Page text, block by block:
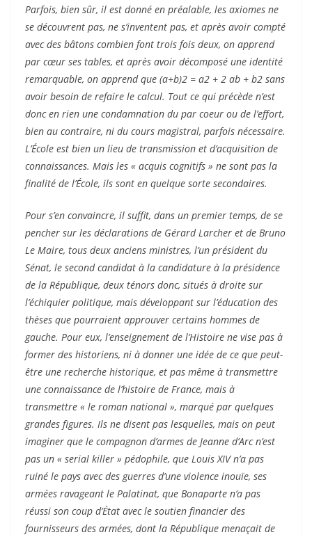
Parfois, bien sûr, il est donné en préalable, les axiomes ne
se découvrent pas, ne s’inventent pas, et après avoir compté
avec des bâtons combien font trois fois deux, on apprend
par cœur ses tables, et après avoir décomposé une identité
remarquable, on apprend que (a+b)2 = a2 + 2 ab + b2 sans
avoir besoin de refaire le calcul. Tout ce qui précède n’est
donc en rien une condamnation du par coeur ou de l’effort,
bien au contraire, ni du cours magistral, parfois nécessaire.
L’École est bien un lieu de transmission et d’acquisition de
connaissances. Mais les « acquis cognitifs » ne sont pas la
finalité de l’École, ils sont en quelque sorte secondaires.
Pour s’en convaincre, il suffit, dans un premier temps, de se
pencher sur les déclarations de Gérard Larcher et de Bruno
Le Maire, tous deux anciens ministres, l’un président du
Sénat, le second candidat à la candidature à la présidence
de la République, deux ténors donc, situés à droite sur
l’échiquier politique, mais développant sur l’éducation des
thèses que pourraient approuver certains hommes de
gauche. Pour eux, l’enseignement de l’Histoire ne vise pas à
former des historiens, ni à donner une idée de ce que peut-
être une recherche historique, et pas même à transmettre
une connaissance de l’histoire de France, mais à
transmettre « le roman national », marqué par quelques
grandes figures. Ils ne disent pas lesquelles, mais on peut
imaginer que le compagnon d’armes de Jeanne d’Arc n’est
pas un « serial killer » pédophile, que Louis XIV n’a pas
ruiné le pays avec des guerres d’une violence inouïe, ses
armées ravageant le Palatinat, que Bonaparte n’a pas
réussi son coup d’État avec le soutien financier des
fournisseurs des armées, dont la République menaçait de